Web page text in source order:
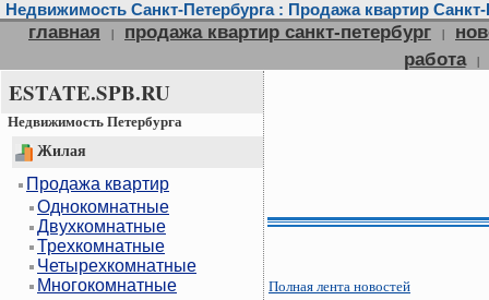
Недвижимость Санкт-Петербурга : Продажа квартир
главная | продажа квартир санкт-петербург |
работа
|
ESTATE.SPB.RU
Недвижимость Петербурга
Жилая
Продажа квартир
Однокомнатные
Двухкомнатные
Трехкомнатные
Четырехкомнатные
Многокомнатные
Полная лента новостей